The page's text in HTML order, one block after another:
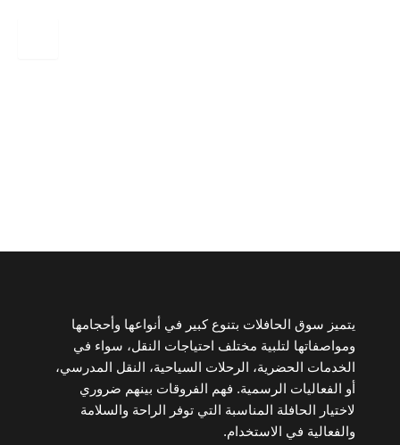
يتميز سوق الحافلات بتنوع كبير في أنواعها وأحجامها
ومواصفاتها لتلبية مختلف احتياجات النقل، سواء في
الخدمات الحضرية، الرحلات السياحية، النقل المدرسي،
أو الفعاليات الرسمية. فهم الفروقات بينهم ضروري
لاختيار الحافلة المناسبة التي توفر الراحة والسلامة
والفعالية في الاستخدام.